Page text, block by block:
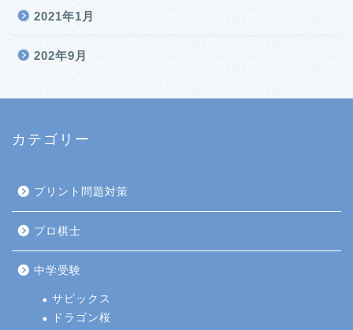
2021年1月
202年9月
カテゴリー
プリント問題対策
プロ棋士
中学受験
サピックス
ドラゴン桜